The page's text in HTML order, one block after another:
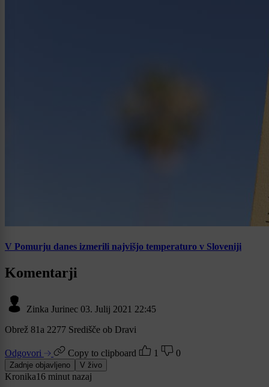
V Pomurju danes izmerili najvišjo temperaturo v Sloveniji
Komentarji
Zinka Jurinec 03. Julij 2021 22:45
Obrež 81a 2277 Središče ob Dravi
Odgovori Copy to clipboard 1 0
Zadnje objavljeno V živo
Kronika16 minut nazaj